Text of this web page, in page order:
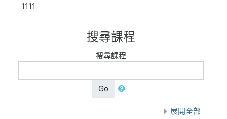
1111
搜尋課程
搜尋課程
Go
展開全部